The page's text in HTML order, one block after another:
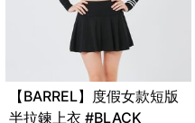
【BARREL】度假女款短版
半拉鍊上衣 #BLACK